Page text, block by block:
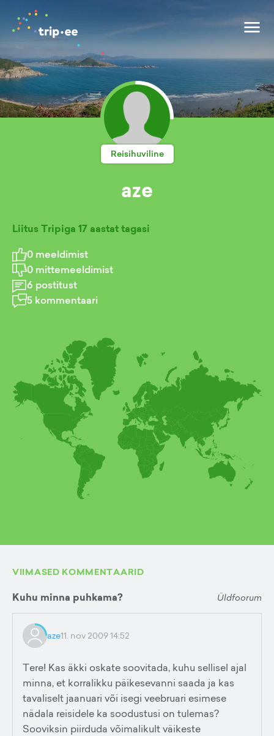
Reisihuviline
aze
Liitus Tripiga 17 aastat tagasi
0 meeldimist
0 mittemeeldimist
6 postitust
5 kommentaari
VIIMASED KOMMENTAARID
Kuhu minna puhkama? Üldfoorum
aze11. nov 2009 14:52
Tere! Kas äkki oskate soovitada, kuhu sellisel ajal
minna, et korralikku päikesevanni saada ja kas
tavaliselt jaanuari või isegi veebruari esimese
nädala reisidele ka soodustusi on tulemas?
Sooviksin piirduda võimalikult väikeste